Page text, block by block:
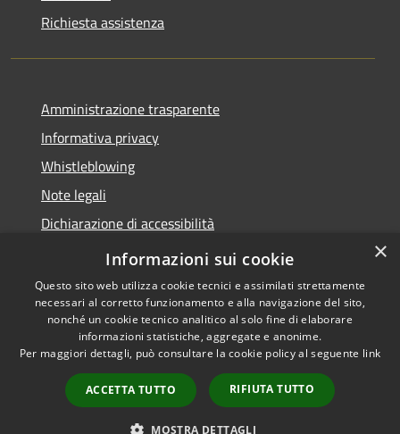
Richiesta assistenza
Amministrazione trasparente
Informativa privacy
Whistleblowing
Note legali
Dichiarazione di accessibilità
Piano di miglioramento
Accessibilità
Copyright © 2026 • Comune di
Lastra a Signa • Powered by
Municipium•
Accesso
redazione
×
Informazioni sui cookie
Questo sito web utilizza cookie tecnici e assimilati strettamente
necessari al corretto funzionamento e alla navigazione del sito,
nonché un cookie tecnico analitico al solo fine di elaborare
informazioni statistiche, aggregate e anonime.
Per maggiori dettagli, può consultare la cookie policy al seguente link
ACCETTA TUTTO RIFIUTA TUTTO
MOSTRA DETTAGLI